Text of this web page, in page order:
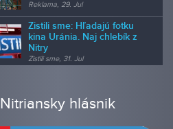
Reklama, 29. Jul
Zistili sme: Hľadajú fotku
kina Uránia. Naj chlebík z
Nitry
Zistili sme, 31. Jul
Nitriansky hlásnik